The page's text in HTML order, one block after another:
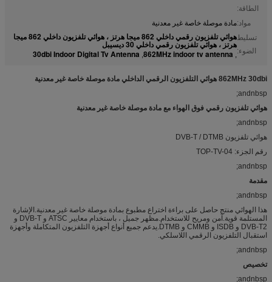
الطاقة:
مواد:مادة موصلة خاصة غير معدنية
تسليط
الضوء:
هوائي تلفزيون رقمي داخلي 862 ميجا هرتز ، هوائي تلفزيون داخلي 862 ميجا
هرتز ، هوائي تلفزيون رقمي داخلي 30 ديسيبل
,
862MHz indoor tv antenna
,
30dbi Indoor Digital Tv Antenna
862MHz 30dbi هوائي التلفزيون الرقمي الداخلي مادة موصلة خاصة غير معدنية
andnbsp;
هوائي تلفزيون رقمي فوق الهواء مع مادة موصلة خاصة غير معدنية
andnbsp;
هوائي تلفزيون DVB-T / DTMB
رقم الجزء: TOP-TV-04
andnbsp;
مقدمة
andnbsp;
هذا الهوائي منتج حاصل على براءة اختراع مطبوع بمادة موصلة خاصة غير معدنية.الإشارة
المستلمة قوية.آمن ومريح للاستخدام.مظهر جميل ، باستخدام معايير ATSC و DVB-T و
DVB-T2 و ISDB و CMMB و DTMB.يدعم جميع أنواع أجهزة التلفزيون المتكاملة وأجهزة
استقبال التلفزيون الرقمي اللاسلكي.
andnbsp;
تخصيص
andnbsp;